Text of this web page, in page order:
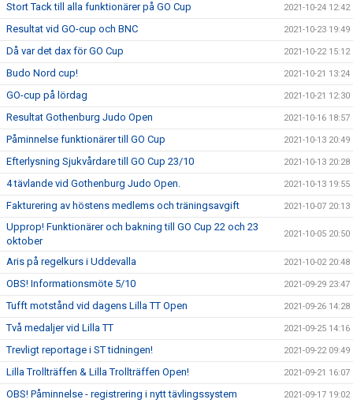
Stort Tack till alla funktionärer på GO Cup 2021-10-24 12:42
Resultat vid GO-cup och BNC 2021-10-23 19:49
Då var det dax för GO Cup 2021-10-22 15:12
Budo Nord cup! 2021-10-21 13:24
GO-cup på lördag 2021-10-21 12:30
Resultat Gothenburg Judo Open 2021-10-16 18:57
Påminnelse funktionärer till GO Cup 2021-10-13 20:49
Efterlysning Sjukvårdare till GO Cup 23/10 2021-10-13 20:28
4 tävlande vid Gothenburg Judo Open. 2021-10-13 19:55
Fakturering av höstens medlems och träningsavgift 2021-10-07 20:13
Upprop! Funktionärer och bakning till GO Cup 22 och 23
oktober
2021-10-05 20:50
Aris på regelkurs i Uddevalla 2021-10-02 20:48
OBS! Informationsmöte 5/10 2021-09-29 23:47
Tufft motstånd vid dagens Lilla TT Open 2021-09-26 14:28
Två medaljer vid Lilla TT 2021-09-25 14:16
Trevligt reportage i ST tidningen! 2021-09-22 09:49
Lilla Trollträffen & Lilla Trollträffen Open! 2021-09-21 16:07
OBS! Påminnelse - registrering i nytt tävlingssystem 2021-09-17 19:02